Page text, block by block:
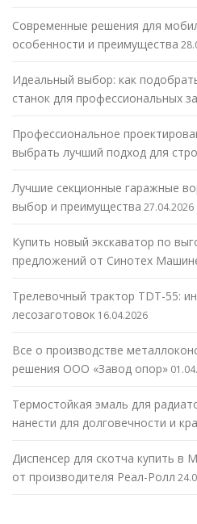
Современные решения для
особенности и преимущества
Идеальный выбор: как
станок для профессиональных
Профессиональное
выбрать лучший подход для
Лучшие секционные гаражные
выбор и преимущества 27.04.2026
Купить новый экскаватор по
предложений от Синотех
Трелевочный трактор TDT-55:
лесозаготовок 16.04.2026
Все о производстве
решения ООО «Завод опор»
Термостойкая эмаль для
нанести для долговечности и
Диспенсер для скотча купить в
от производителя Реал-Ролл